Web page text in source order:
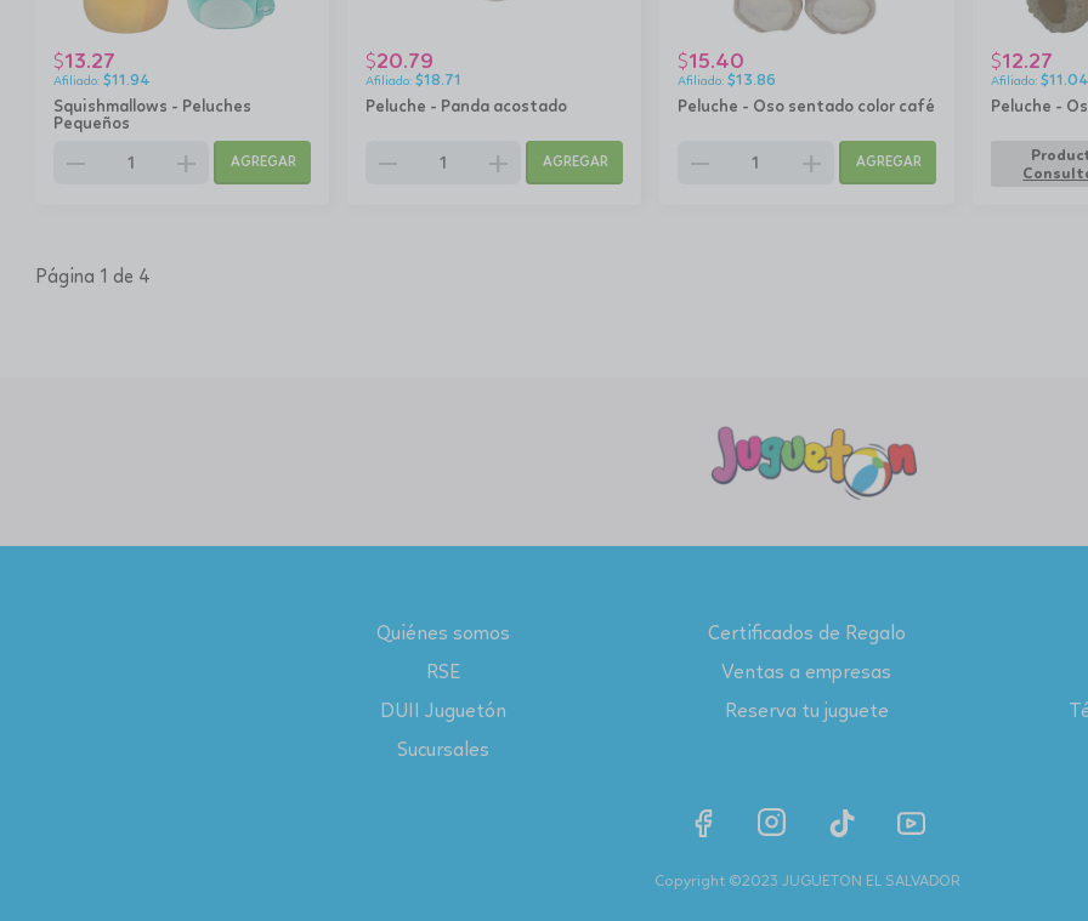
Squishmallows - Peluches
Pequeños
$13.27
$11.94
remove add AGREGAR
Peluche - Panda acostado
$20.79
$18.71
remove add AGREGAR
Peluche - Oso sentado color café
$15.40
$13.86
remove add AGREGAR
Peluche -
$12.27
$11.04
Página 1 de 4
Quiénes somos
RSE
DUII Juguetón
Sucursales
Certificados de Regalo
Ventas a empresas
Reserva tu juguete
Copyright ©2023 JUGUETON EL SALVADOR